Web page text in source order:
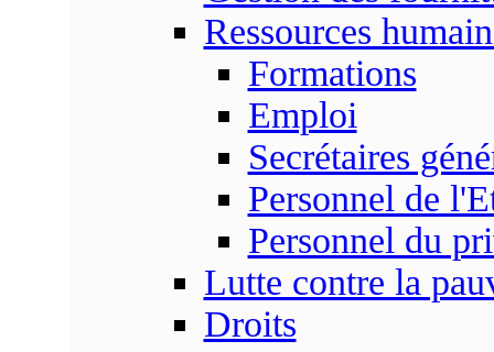
Ressources
Formations
Emploi
Secrétaires
Personnel de
Personnel du
Lutte contre la
Droits